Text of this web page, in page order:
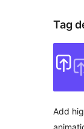
Tag
Add